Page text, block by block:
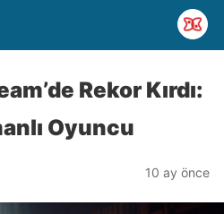
Rekor Kırdı:
Oyuncu
10 ay önce